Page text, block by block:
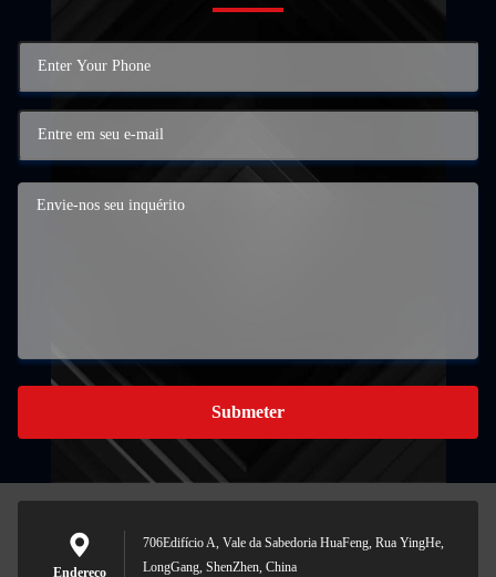
Submeter
Endereço
706Edifício A, Vale da Sabedoria HuaFeng, Rua YingHe,
LongGang, ShenZhen, China